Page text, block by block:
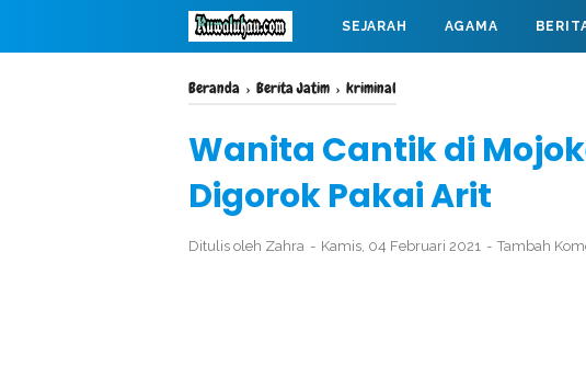
SEJARAH AGAMA
MAHABARATA
Beranda › Berita Jatim › kriminal
Wanita Cantik di
Digorok Pakai Arit
Ditulis oleh Zahra Kamis, 04 Februari 2021 Tambah